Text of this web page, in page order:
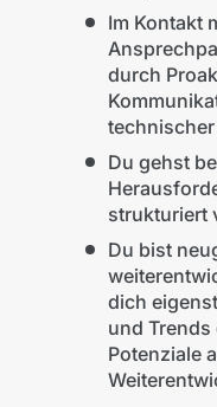
Im Kontakt
durch
technischer
Du gehst
strukturiert
Du bist
dich
und
Potenziale